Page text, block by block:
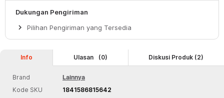
Dukungan Pengiriman
keyboard_arrow_right Pilihan Pengiriman yang Tersedia
Info Ulasan (0) Diskusi Produk (2)
Brand
Lainnya
Kode SKU
1841586815642